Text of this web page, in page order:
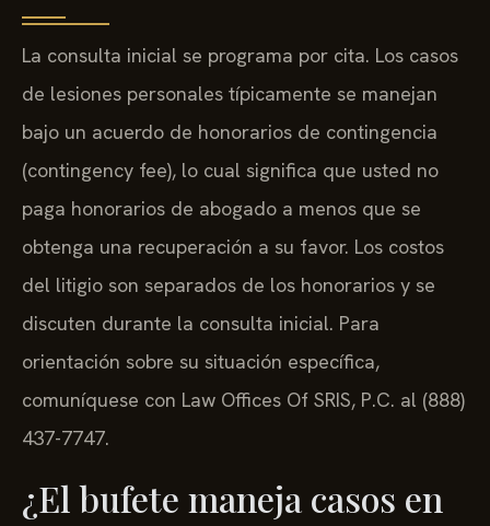
La consulta inicial se programa por cita. Los casos
de lesiones personales típicamente se manejan
bajo un acuerdo de honorarios de contingencia
(contingency fee), lo cual significa que usted no
paga honorarios de abogado a menos que se
obtenga una recuperación a su favor. Los costos
del litigio son separados de los honorarios y se
discuten durante la consulta inicial. Para
orientación sobre su situación específica,
comuníquese con Law Offices Of SRIS, P.C. al (888)
437-7747.
¿El bufete maneja casos en